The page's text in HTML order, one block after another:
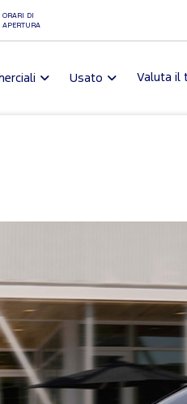
ORARI DI
APERTURA
Usato Valuta il